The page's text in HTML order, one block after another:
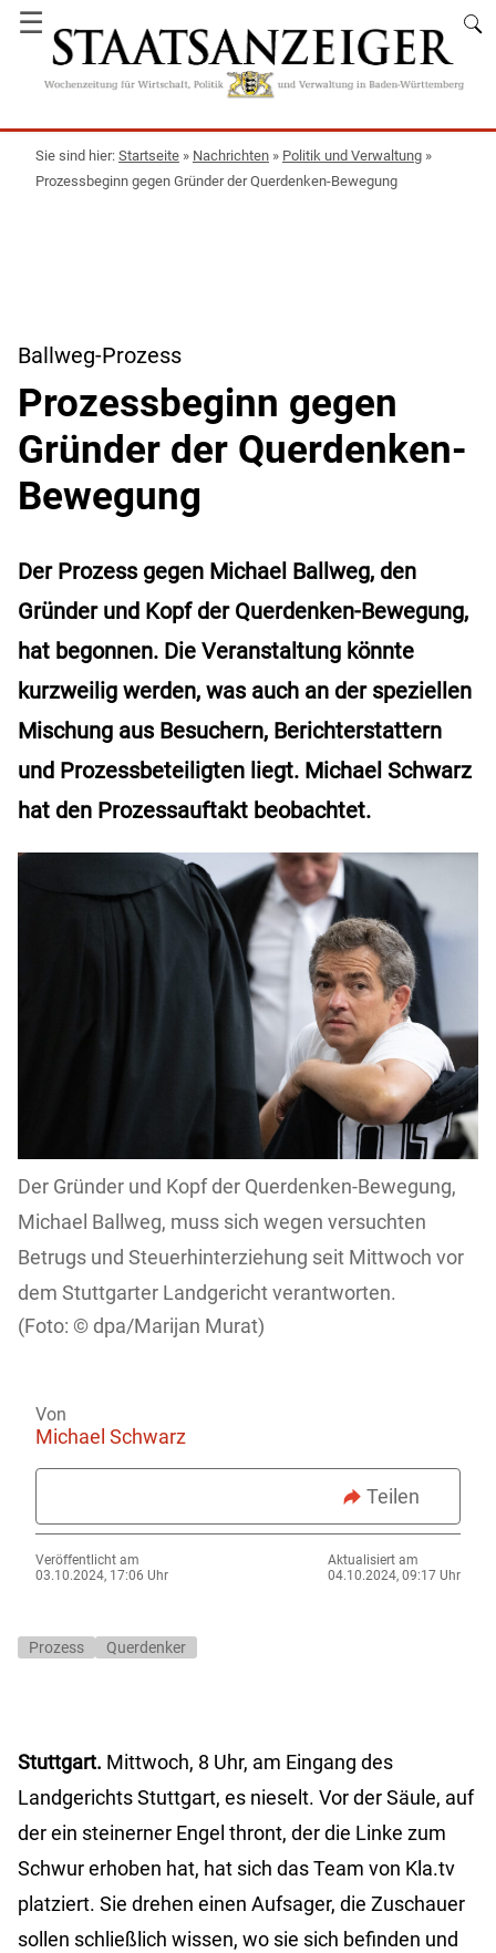
☰
Startseite » Nachrichten » Politik und Verwaltung »
Prozessbeginn gegen Gründer der Querdenken-Bewegung
Ballweg-Prozess
Prozessbeginn gegen
Gründer der Querdenken-
Bewegung
Der Prozess gegen Michael Ballweg, den
Gründer und Kopf der Querdenken-Bewegung,
hat begonnen. Die Veranstaltung könnte
kurzweilig werden, was auch an der speziellen
Mischung aus Besuchern, Berichterstattern
und Prozessbeteiligten liegt. Michael Schwarz
hat den Prozessauftakt beobachtet.
Der Gründer und Kopf der Querdenken-Bewegung,
Michael Ballweg, muss sich wegen versuchten
Betrugs und Steuerhinterziehung seit Mittwoch vor
dem Stuttgarter Landgericht verantworten.
dpa/Marijan Murat)
Von
Michael Schwarz
Teilen
Veröffentlicht am
03.10.2024, 17:06 Uhr
Aktualisiert am
04.10.2024, 09:17 Uhr
Prozess Querdenker
Stuttgart. Mittwoch, 8 Uhr, am Eingang des
Landgerichts Stuttgart, es nieselt. Vor der Säule, auf
der ein steinerner Engel thront, der die Linke zum
Schwur erhoben hat, hat sich das Team von Kla.tv
platziert. Sie drehen einen Aufsager, die Zuschauer
sollen schließlich wissen, wo sie sich befinden und